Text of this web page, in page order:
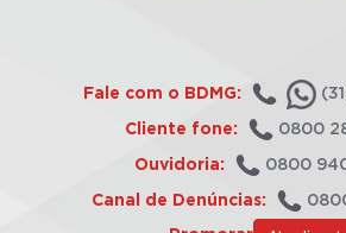
Fale com o BDMG:
Cliente fone: 0800
Ouvidoria: 0800
Canal de Denúncias: